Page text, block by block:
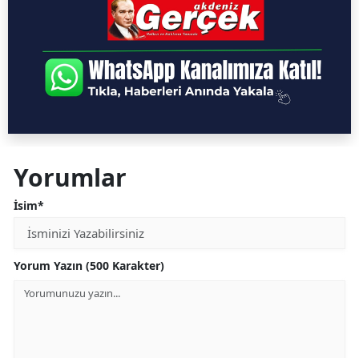
Yorumlar
İsim*
Yorum Yazın (500 Karakter)